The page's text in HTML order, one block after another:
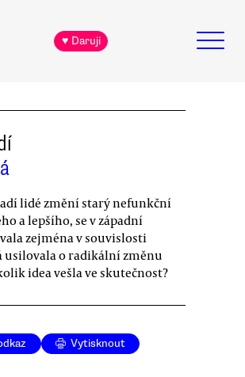
♥ Daruji
lidé změní starý nefunkční
a lepšího, se v západní
zejména v souvislosti
o radikální změnu
idea vešla ve skutečnost?
Vytisknout